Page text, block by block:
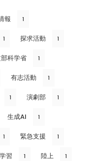
報 1
1 探求活動 1
科学省 1
有志活動 1
1 演劇部 1
生成AI 1
1 緊急支援 1
習 1 陸上 1